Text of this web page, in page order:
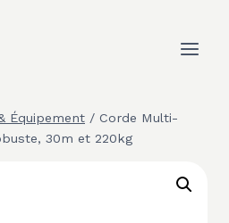
Équipement / Corde Multi-
30m et 220kg